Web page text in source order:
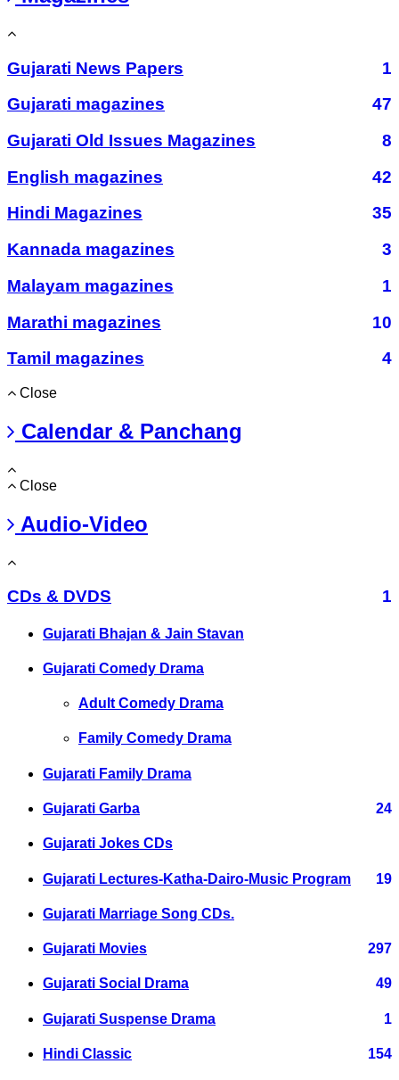
Gujarati News Papers
1
Gujarati magazines
47
Gujarati Old Issues Magazines
8
English magazines
42
Hindi Magazines
35
Kannada magazines
3
Malayam magazines
1
Marathi magazines
10
Tamil magazines
4
Close
Calendar & Panchang
Close
Audio-Video
CDs & DVDS 1
Gujarati Bhajan & Jain Stavan
Gujarati Comedy Drama
Adult Comedy Drama
Family Comedy Drama
Gujarati Family Drama
Gujarati Garba 24
Gujarati Jokes CDs
Gujarati Lectures-Katha-Dairo-Music Program 19
Gujarati Marriage Song CDs.
Gujarati Movies 297
Gujarati Social Drama 49
Gujarati Suspense Drama 1
Hindi Classic 154